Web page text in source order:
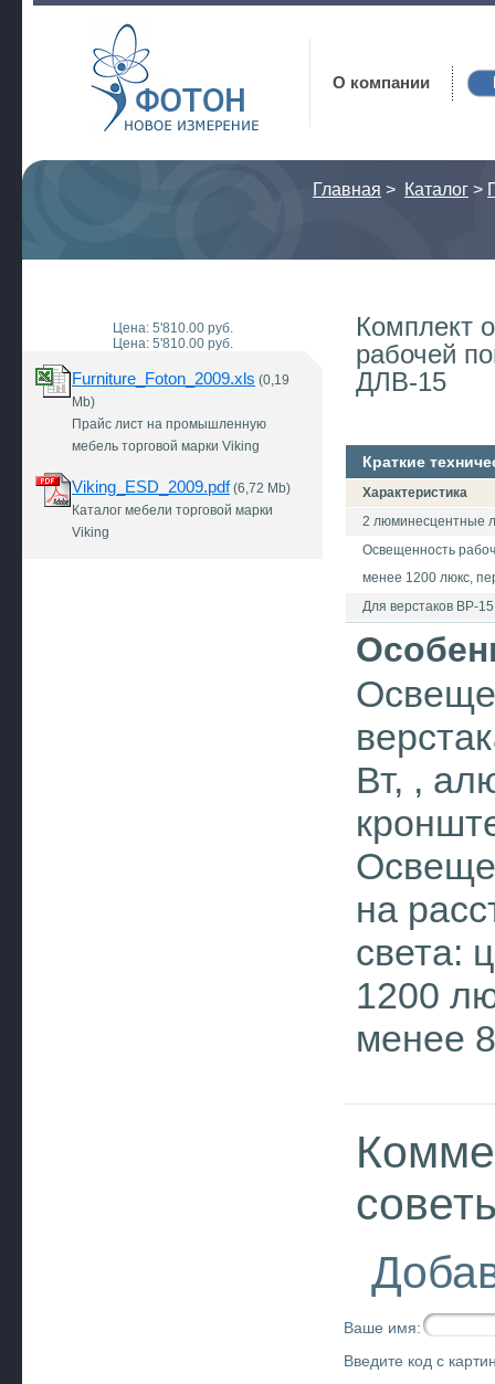
Фотон
О компании
Главная > Каталог >
Цена: 5'810.00 руб.
Цена: 5'810.00 руб.
Furniture_Foton_2009.xls (0,19
Mb)
Прайс лист на промышленную
мебель торговой марки Viking
Viking_ESD_2009.pdf(6,72 Mb)
Каталог мебели торговой марки
Viking
Комплект
рабочей
ДЛВ-15
Краткие
Характеристика
2 люминесцентные
Освещенность
менее 1200 люкс,
Для верстаков ВР-15
Вт, ,
на
света:
1200
менее
Ваше имя:
Введите код с